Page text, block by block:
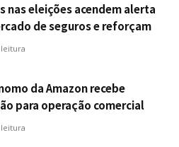
nas eleições acendem alerta
de seguros e reforçam
inteligência artificial
da Amazon recebe
para operação comercial
a circulação desses